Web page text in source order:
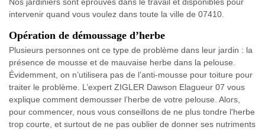
Nos jardiniers sont éprouvés dans le travail et disponibles pour
intervenir quand vous voulez dans toute la ville de 07410.
Opération de démoussage d’herbe
Plusieurs personnes ont ce type de problème dans leur jardin : la
présence de mousse et de mauvaise herbe dans la pelouse.
Évidemment, on n’utilisera pas de l’anti-mousse pour toiture pour
traiter le problème. L’expert ZIGLER Dawson Elagueur 07 vous
explique comment demousser l’herbe de votre pelouse. Alors,
pour commencer, nous vous conseillons de ne plus tondre l'herbe
trop courte, et surtout de ne pas oublier de donner ses nutriments